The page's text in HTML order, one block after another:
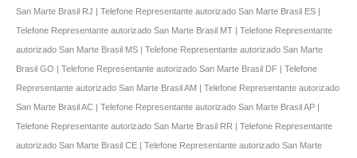
San Marte Brasil RJ | Telefone Representante autorizado San Marte Brasil ES |
Telefone Representante autorizado San Marte Brasil MT | Telefone Representante
autorizado San Marte Brasil MS | Telefone Representante autorizado San Marte
Brasil GO | Telefone Representante autorizado San Marte Brasil DF | Telefone
Representante autorizado San Marte Brasil AM | Telefone Representante autorizado
San Marte Brasil AC | Telefone Representante autorizado San Marte Brasil AP |
Telefone Representante autorizado San Marte Brasil RR | Telefone Representante
autorizado San Marte Brasil CE | Telefone Representante autorizado San Marte